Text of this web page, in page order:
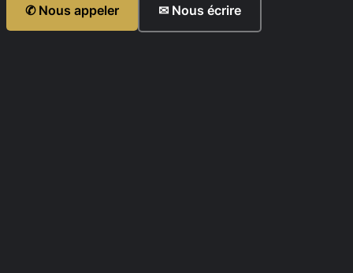
✆ Nous appeler ✉ Nous écrire